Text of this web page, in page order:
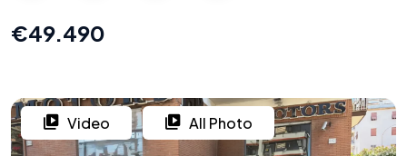
€49.490
Video All Photo